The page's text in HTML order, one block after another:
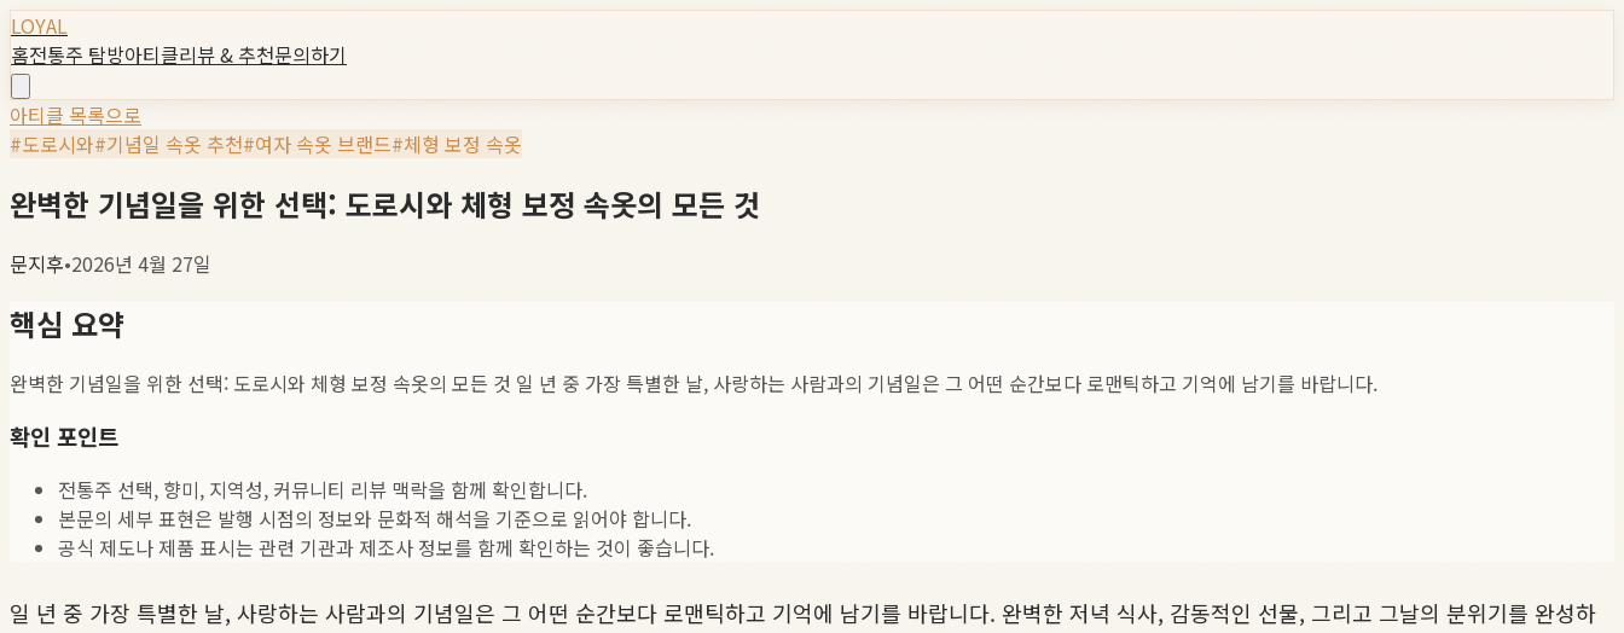
LOYAL
홈전통주 탐방아티클리뷰 & 추천문의하기
아티클 목록으로
#도로시와#기념일 속옷 추천#여자 속옷 브랜드#체형 보정 속옷
완벽한 기념일을 위한 선택: 도로시와 체형 보정 속옷의 모든 것
문지후•2026년 4월 27일
핵심 요약
완벽한 기념일을 위한 선택: 도로시와 체형 보정 속옷의 모든 것 일 년 중 가장 특별한 날, 사랑하는 사람과의 기념일은 그 어떤 순간보다 로맨틱하고 기억에 남기를 바랍니다.
확인 포인트
전통주 선택, 향미, 지역성, 커뮤니티 리뷰 맥락을 함께 확인합니다.
본문의 세부 표현은 발행 시점의 정보와 문화적 해석을 기준으로 읽어야 합니다.
공식 제도나 제품 표시는 관련 기관과 제조사 정보를 함께 확인하는 것이 좋습니다.
일 년 중 가장 특별한 날, 사랑하는 사람과의 기념일은 그 어떤 순간보다 로맨틱하고 기억에 남기를 바랍니다. 완벽한 저녁 식사, 감동적인 선물, 그리고 그날의 분위기를 완성하